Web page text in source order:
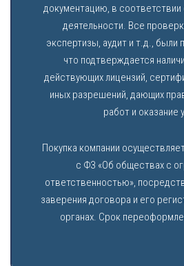
документацию, в
деятельности. Все
экспертизы, аудит и т.д., были
что подтверждается
действующих лицензий,
иных разрешений, дающих
работ и оказание
Покупка компании
с ФЗ «Об обществах с
ответственностью»,
заверения договора и его
органах. Срок